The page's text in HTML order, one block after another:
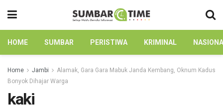
HOME SUMBAR PERISTIWA KRIMINAL
Home Jambi
Alamak, Gara Gara Mabuk Janda Kembang, Oknum Kadus
Bonyok Dihajar Warga
kaki